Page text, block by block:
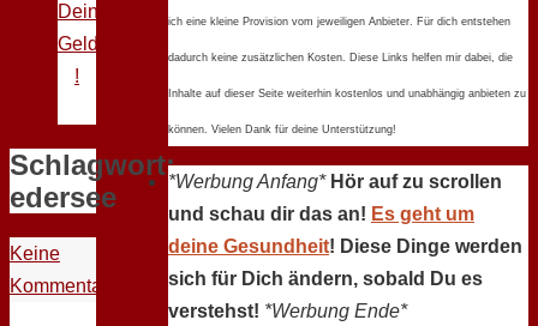
Deine
Geldprobleme
!
Schlagwort:
edersee
Keine
Kommentare
ich eine kleine Provision vom jeweiligen Anbieter. Für dich entstehen
dadurch keine zusätzlichen Kosten. Diese Links helfen mir dabei, die
Inhalte auf dieser Seite weiterhin kostenlos und unabhängig anbieten zu
können. Vielen Dank für deine Unterstützung!
*Werbung Anfang* Hör auf zu scrollen
und schau dir das an! Es geht um
deine Gesundheit! Diese Dinge werden
sich für Dich ändern, sobald Du es
verstehst! *Werbung Ende*